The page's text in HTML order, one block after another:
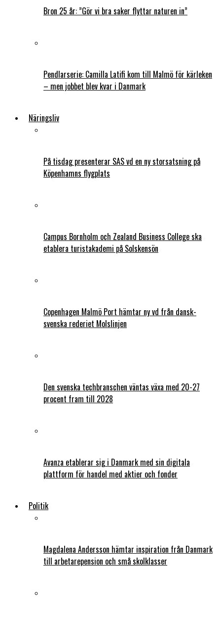
Bron 25 år: ”Gör vi bra saker flyttar naturen in”
Pendlarserie: Camilla Latifi kom till Malmö för kärleken
– men jobbet blev kvar i Danmark
Näringsliv
På tisdag presenterar SAS vd en ny storsatsning på
Köpenhamns flygplats
Campus Bornholm och Zealand Business College ska
etablera turistakademi på Solskensön
Copenhagen Malmö Port hämtar ny vd från dansk-
svenska rederiet Molslinjen
Den svenska techbranschen väntas växa med 20-27
procent fram till 2028
Avanza etablerar sig i Danmark med sin digitala
plattform för handel med aktier och fonder
Politik
Magdalena Andersson hämtar inspiration från Danmark
till arbetarepension och små skolklasser